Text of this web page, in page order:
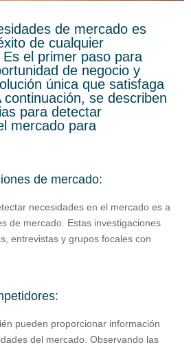
de mercado es
de cualquier
el primer paso para
de negocio y
única que satisfaga
continuación, se describen
para detectar
mercado para
de mercado:
necesidades en el mercado es a
de mercado. Estas investigaciones
entrevistas y grupos focales con
pueden proporcionar información
del mercado. Observando las